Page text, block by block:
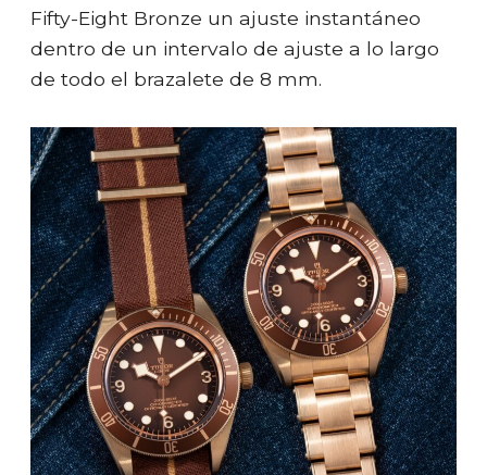
Fifty-Eight Bronze un ajuste instantáneo
dentro de un intervalo de ajuste a lo largo
de todo el brazalete de 8 mm.